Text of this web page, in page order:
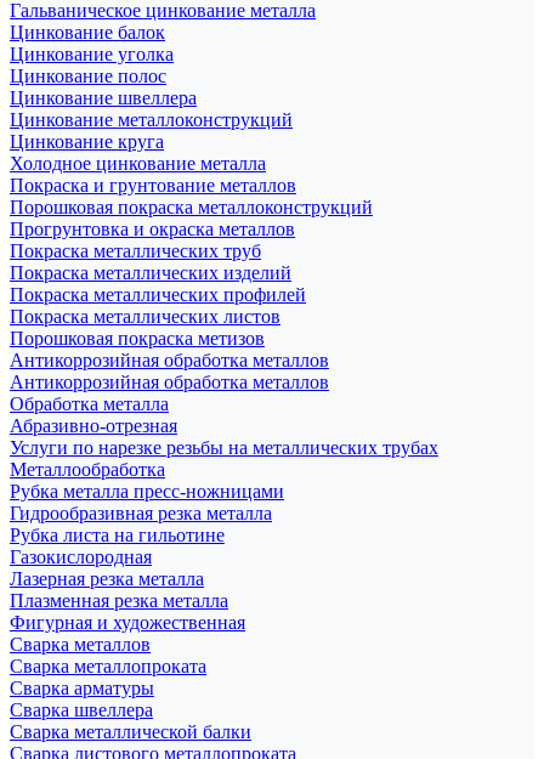
Гальваническое цинкование металла
Цинкование балок
Цинкование уголка
Цинкование полос
Цинкование швеллера
Цинкование металлоконструкций
Цинкование круга
Холодное цинкование металла
Покраска и грунтование металлов
Порошковая покраска металлоконструкций
Прогрунтовка и окраска металлов
Покраска металлических труб
Покраска металлических изделий
Покраска металлических профилей
Покраска металлических листов
Порошковая покраска метизов
Антикоррозийная обработка металлов
Антикоррозийная обработка металлов
Обработка металла
Абразивно-отрезная
Услуги по нарезке резьбы на металлических трубах
Металлообработка
Рубка металла пресс-ножницами
Гидрообразивная резка металла
Рубка листа на гильотине
Газокислородная
Лазерная резка металла
Плазменная резка металла
Фигурная и художественная
Сварка металлов
Сварка металлопроката
Сварка арматуры
Сварка швеллера
Сварка металлической балки
Сварка листового металлопроката